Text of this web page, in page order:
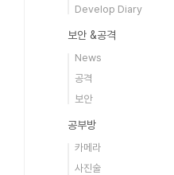
Develop Diary
보안 &공격
News
공격
보안
공부방
카메라
사진술